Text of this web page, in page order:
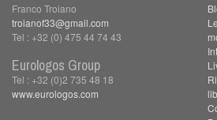
Franco Troiano
troianof33@gmail.com
Tel : +32 (0) 475 44 74 43
Eurologos Group
Tel : +32 (0)2 735 48 18
www.eurologos.com